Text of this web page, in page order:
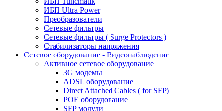
ИБП Ultra Power
Преобразователи
Сетевые фильтры
Сетевые фильтры ( Surge Protectors )
Стабилизаторы напряжения
Сетевое оборудование - Видеонаблюдение
Активное сетевое оборудование
3G модемы
ADSL оборудование
Direct Attached Cables ( for SFP)
POE оборудование
SFP модули